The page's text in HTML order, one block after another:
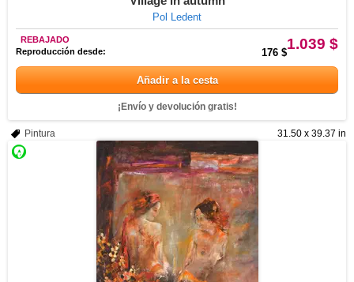
Pol Ledent
1.039 $
REBAJADO
Reproducción desde:
176 $
Añadir a la cesta
¡Envío y devolución gratis!
31.50 x 39.37 in
Pintura